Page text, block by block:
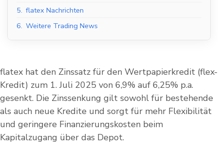
5. flatex Nachrichten
6. Weitere Trading News
flatex hat den Zinssatz für den Wertpapierkredit (flex-
Kredit) zum 1. Juli 2025 von 6,9% auf 6,25% p.a.
gesenkt. Die Zinssenkung gilt sowohl für bestehende
als auch neue Kredite und sorgt für mehr Flexibilität
und geringere Finanzierungskosten beim
Kapitalzugang über das Depot.